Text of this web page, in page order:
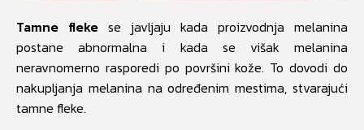
Tamne fleke se javljaju kada proizvodnja melanina
postane abnormalna i kada se višak melanina
neravnomerno rasporedi po površini kože. To dovodi do
nakupljanja melanina na određenim mestima, stvarajući
tamne fleke.